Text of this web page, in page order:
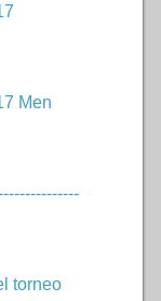
Men
torneo